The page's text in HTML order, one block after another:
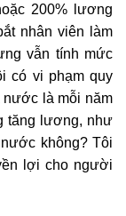
200% lương
nhân viên làm
vẫn tính mức
có vi phạm quy
nước là mỗi năm
tăng lương, như
không? Tôi
lợi cho người